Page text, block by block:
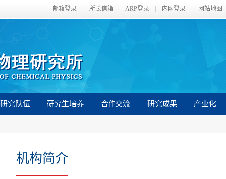
邮箱登录 所长信箱 ARP登录 内网登录 网站地图
研究队伍 研究生培养 合作交流 研究成果 产业化
机构简介